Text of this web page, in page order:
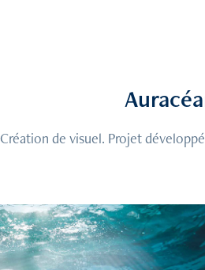
Création de visuel. Projet